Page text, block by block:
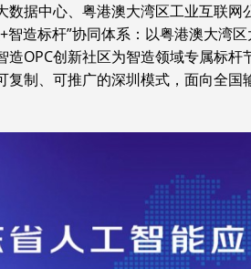
数据中心、粤港澳大湾区工业互联网
智造标杆”协同体系：以粤港澳大湾
造OPC创新社区为智造领域专属标
复制、可推广的深圳模式，面向全